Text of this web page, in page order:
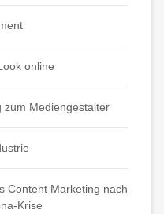
online
zum Mediengestalter
Content Marketing nach
Krise